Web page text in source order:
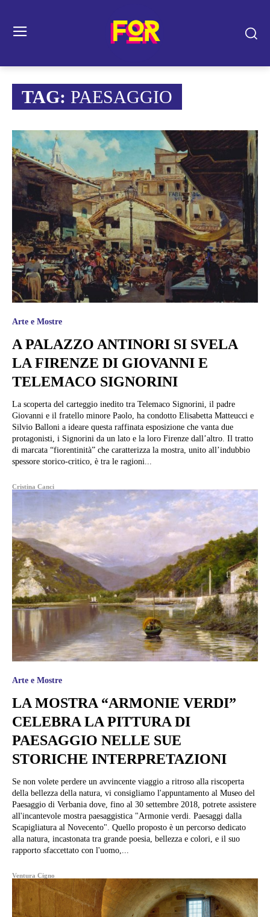
TAG: PAESAGGIO
Arte e Mostre
A PALAZZO ANTINORI SI SVELA
LA FIRENZE DI GIOVANNI E
TELEMACO SIGNORINI
La scoperta del carteggio inedito tra Telemaco Signorini, il padre
Giovanni e il fratello minore Paolo, ha condotto Elisabetta Matteucci e
Silvio Balloni a ideare questa raffinata esposizione che vanta due
protagonisti, i Signorini da un lato e la loro Firenze dall’altro. Il tratto
di marcata “fiorentinità” che caratterizza la mostra, unito all’indubbio
spessore storico-critico, è tra le ragioni...
Cristina Canci
Arte e Mostre
LA MOSTRA “ARMONIE VERDI”
CELEBRA LA PITTURA DI
PAESAGGIO NELLE SUE
STORICHE INTERPRETAZIONI
Se non volete perdere un avvincente viaggio a ritroso alla riscoperta
della bellezza della natura, vi consigliamo l'appuntamento al Museo del
Paesaggio di Verbania dove, fino al 30 settembre 2018, potrete assistere
all'incantevole mostra paesaggistica "Armonie verdi. Paesaggi dalla
Scapigliatura al Novecento". Quello proposto è un percorso dedicato
alla natura, incastonata tra grande poesia, bellezza e colori, e il suo
rapporto sfaccettato con l'uomo,...
Ventura Cigno